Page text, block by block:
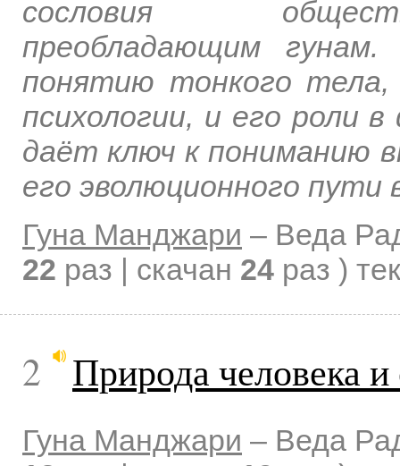
сословия
преобладающим
понятию тонкого
психологии, и его роли
даёт ключ к пониманию
его эволюционного
Гуна Манджари – Веда
22 раз | скачан 24 раз )
2 Природа человека
Гуна Манджари – Веда